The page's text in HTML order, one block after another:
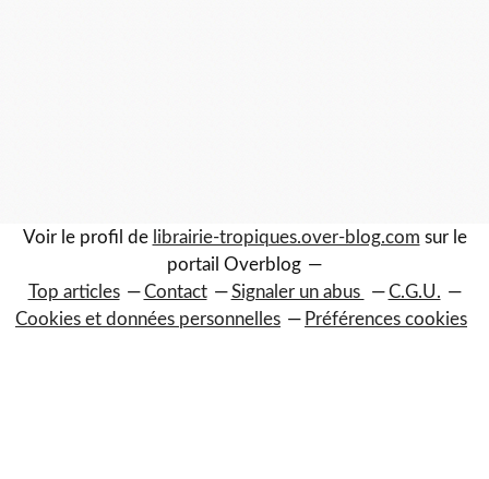
Voir le profil de librairie-tropiques.over-blog.com sur le
portail Overblog
Top articles
Contact Signaler un abus
C.G.U.
Cookies et données personnelles
Préférences cookies